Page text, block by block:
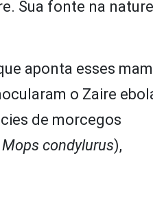
Sua fonte na
aponta esses
o Zaire
de morcegos
condylurus),